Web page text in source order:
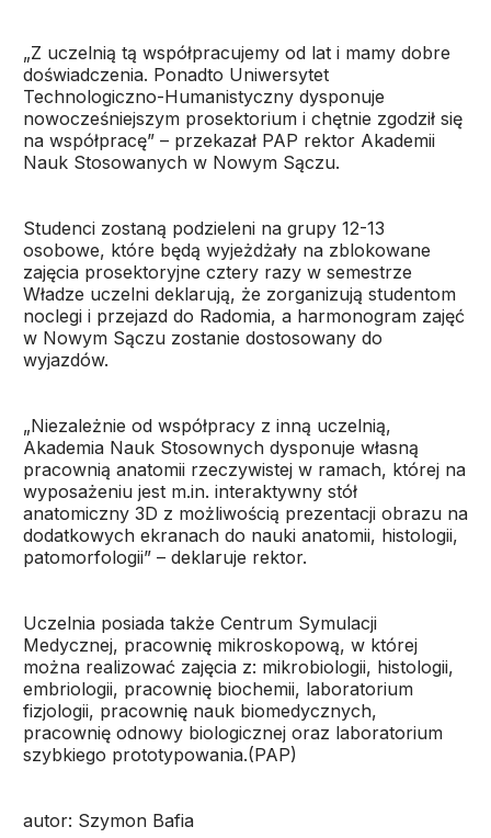
„Z uczelnią tą współpracujemy od lat i mamy dobre
doświadczenia. Ponadto Uniwersytet
Technologiczno-Humanistyczny dysponuje
nowocześniejszym prosektorium i chętnie zgodził się
na współpracę” – przekazał PAP rektor Akademii
Nauk Stosowanych w Nowym Sączu.
Studenci zostaną podzieleni na grupy 12-13
osobowe, które będą wyjeżdżały na zblokowane
zajęcia prosektoryjne cztery razy w semestrze
Władze uczelni deklarują, że zorganizują studentom
noclegi i przejazd do Radomia, a harmonogram zajęć
w Nowym Sączu zostanie dostosowany do
wyjazdów.
„Niezależnie od współpracy z inną uczelnią,
Akademia Nauk Stosownych dysponuje własną
pracownią anatomii rzeczywistej w ramach, której na
wyposażeniu jest m.in. interaktywny stół
anatomiczny 3D z możliwością prezentacji obrazu na
dodatkowych ekranach do nauki anatomii, histologii,
patomorfologii” – deklaruje rektor.
Uczelnia posiada także Centrum Symulacji
Medycznej, pracownię mikroskopową, w której
można realizować zajęcia z: mikrobiologii, histologii,
embriologii, pracownię biochemii, laboratorium
fizjologii, pracownię nauk biomedycznych,
pracownię odnowy biologicznej oraz laboratorium
szybkiego prototypowania.(PAP)
autor: Szymon Bafia